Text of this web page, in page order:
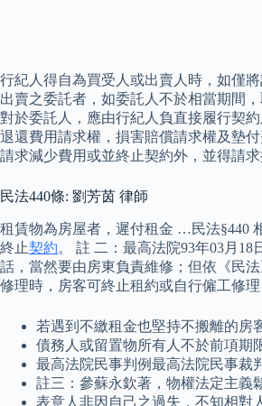
行紀人得自為買受人或出賣人時，如僅
出賣之委託者，如委託人不於相當期間
對於委託人，應由行紀人負直接履行契
退還費用請求權，損害賠償請求權及墊
請求減少費用或並終止契約外，並得請求
民法440條: 劉芳茵 律師
租賃物為房屋者，遲付租金 …民法§440
終止契約。 註 二：最高法院93年03月
話，當然要由房東負責維修；但依《民
修理時，房客可終止租約或自行僱工修
若遇到不繳租金也堅持不搬離的房
債務人或留置物所有人不於前項期
最高法院民事判例最高法院民事裁
註三：參蘇永欽著，物權法定主義
表意人非因自己之過失，不知相對